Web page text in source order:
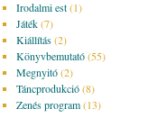
Irodalmi est(1)
Játék(7)
Kiállítás(2)
Könyvbemutató(55)
Megnyitó(2)
Táncprodukció(8)
Zenés program(13)